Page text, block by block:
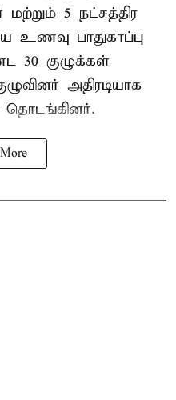
5 நட்சத்திர
பாதுகாப்பு
30 குழுக்கள்
அதிரடியாக